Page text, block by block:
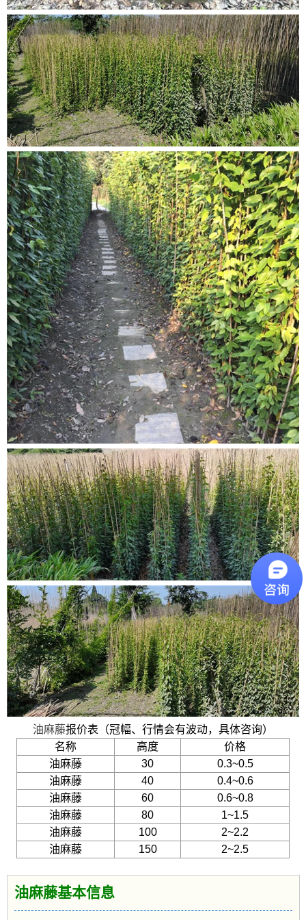
油麻藤报价表（冠幅、行情会有波动，具体咨询）
名称
高度
价格
油麻藤
30
0.3~0.5
油麻藤
40
0.4~0.6
油麻藤
60
0.6~0.8
油麻藤
80
1~1.5
油麻藤
100
2~2.2
油麻藤
150 2~2.5
油麻藤基本信息